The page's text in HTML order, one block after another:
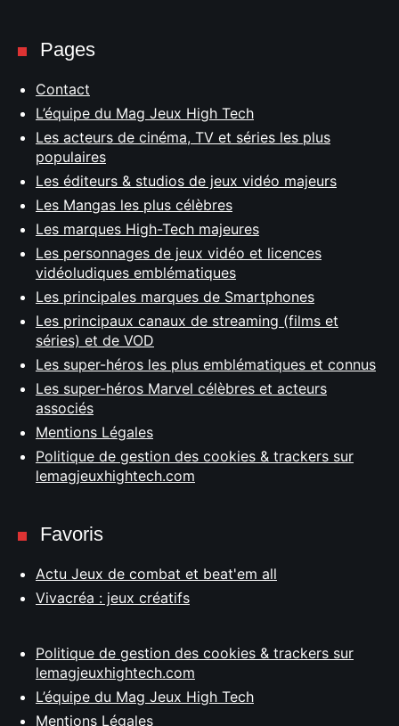
Pages
Contact
L’équipe du Mag Jeux High Tech
Les acteurs de cinéma, TV et séries les plus
populaires
Les éditeurs & studios de jeux vidéo majeurs
Les Mangas les plus célèbres
Les marques High-Tech majeures
Les personnages de jeux vidéo et licences
vidéoludiques emblématiques
Les principales marques de Smartphones
Les principaux canaux de streaming (films et
séries) et de VOD
Les super-héros les plus emblématiques et connus
Les super-héros Marvel célèbres et acteurs
associés
Mentions Légales
Politique de gestion des cookies & trackers sur
lemagjeuxhightech.com
Favoris
Actu Jeux de combat et beat'em all
Vivacréa : jeux créatifs
Politique de gestion des cookies & trackers sur
lemagjeuxhightech.com
L’équipe du Mag Jeux High Tech
Mentions Légales